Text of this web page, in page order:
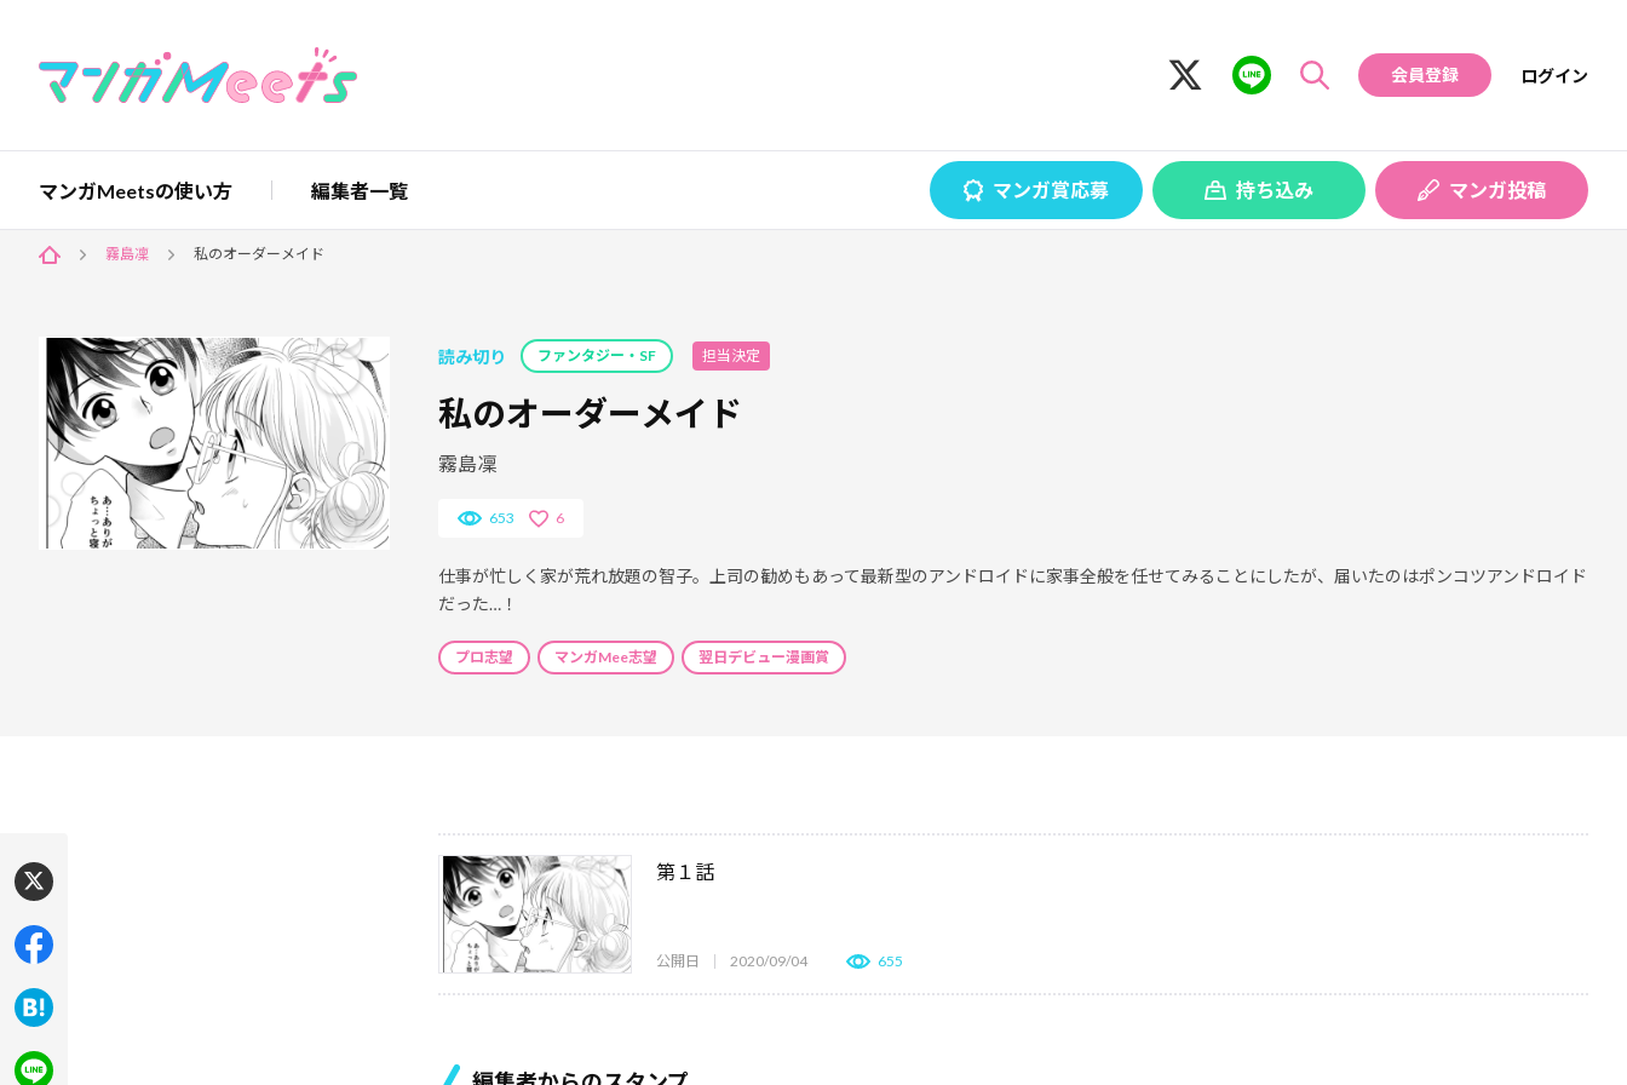
会員登録 ログイン
マンガMeetsの使い方 編集者一覧 マンガ賞応募 持ち込み マンガ投稿
霧島凜 私のオーダーメイド
読み切り ファンタジー・SF 担当決定
私のオーダーメイド
霧島凜
653 6
仕事が忙しく家が荒れ放題の智子。上司の勧めもあって最新型のアンドロイドに家事全般を任せてみることにしたが、届いたのはポンコツアンドロイド
だった…！
プロ志望 マンガMee志望 翌日デビュー漫画賞
第１話
公開日 2020/09/04 655